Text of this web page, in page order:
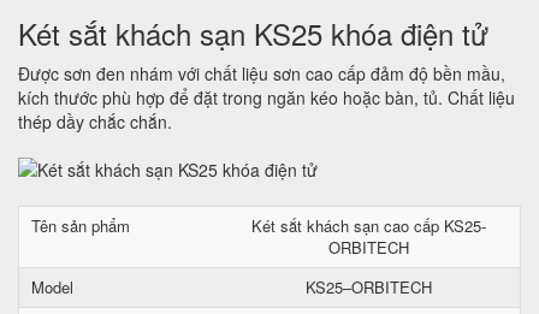
Két sắt khách sạn KS25 khóa điện tử
Được sơn đen nhám với chất liệu sơn cao cấp đảm độ bền mầu,
kích thước phù hợp để đặt trong ngăn kéo hoặc bàn, tủ. Chất liệu
thép dầy chắc chắn.
Tên sản phẩm
Két sắt khách sạn cao cấp KS25-
ORBITECH
Model
KS25–ORBITECH